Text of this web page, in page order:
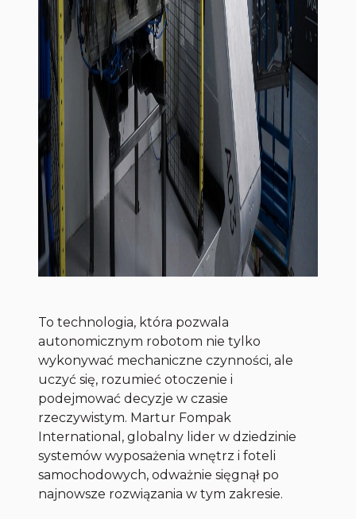
To technologia, która pozwala
autonomicznym robotom nie tylko
wykonywać mechaniczne czynności, ale
uczyć się, rozumieć otoczenie i
podejmować decyzje w czasie
rzeczywistym. Martur Fompak
International, globalny lider w dziedzinie
systemów wyposażenia wnętrz i foteli
samochodowych, odważnie sięgnął po
najnowsze rozwiązania w tym zakresie.